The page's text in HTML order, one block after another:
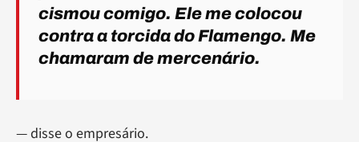
cismou comigo. Ele me colocou
contra a torcida do Flamengo. Me
chamaram de mercenário.
— disse o empresário.